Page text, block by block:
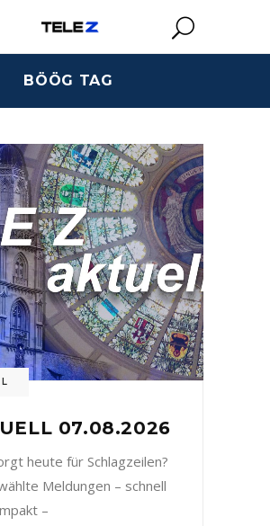
BÖÖG TAG
07.08.2026
heute für Schlagzeilen?
Meldungen – schnell
–